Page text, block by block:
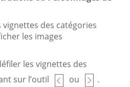
vignettes des catégories
les images
les vignettes des
sur l’outil
ou
.